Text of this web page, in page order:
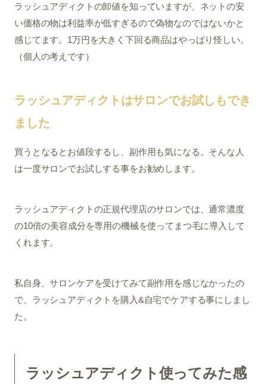
ラッシュアディクトの卸値を知っていますが、ネットの安
い価格の物は利益率が低すぎるので偽物なのではないかと
感じてます。1万円を大きく下回る商品はやっぱり怪しい。
（個人の考えです）
ラッシュアディクトはサロンでお試しもでき
ました
買うとなるとお値段するし、副作用も気になる。そんな人
は一度サロンでお試しする事をお勧めします。
ラッシュアディクトの正規代理店のサロンでは、通常濃度
の10倍の美容成分を専用の機械を使ってまつ毛に導入して
くれます。
私自身、サロンケアを受けてみて副作用を感じなかったの
で、ラッシュアディクトを購入&自宅でケアする事にしまし
た。
ラッシュアディクト使ってみた感